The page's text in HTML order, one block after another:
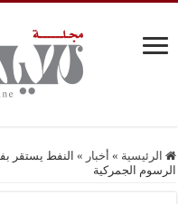
الرئيسية » أخبار » النفط يستقر
الرسوم الجمركية